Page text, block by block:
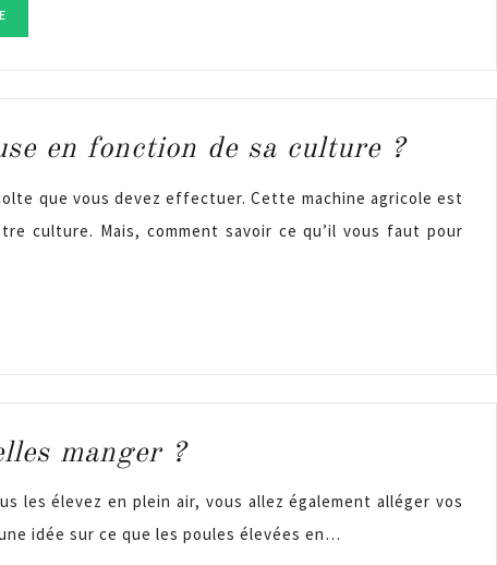
en fonction de sa culture ?
que vous devez effectuer. Cette machine agricole est
culture. Mais, comment savoir ce qu’il vous faut pour
manger ?
les élevez en plein air, vous allez également alléger vos
idée sur ce que les poules élevées en…